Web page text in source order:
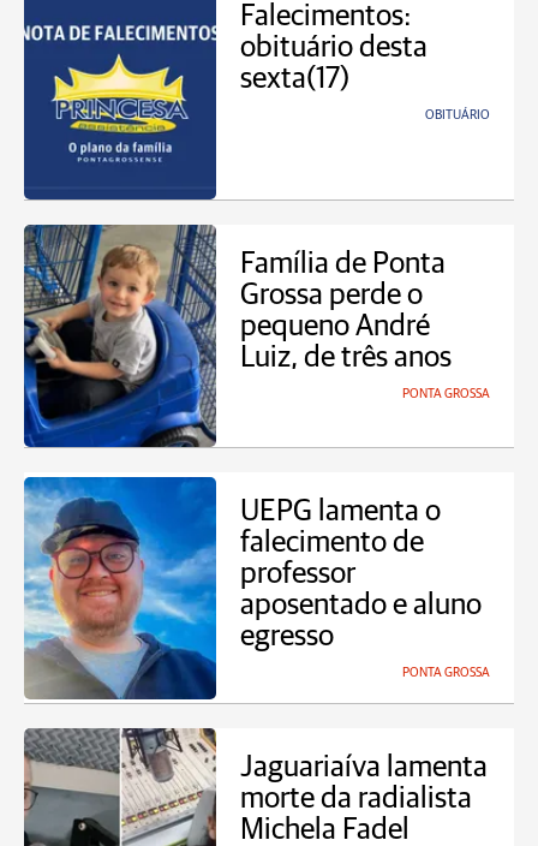
Falecimentos:
obituário desta
sexta(17)
OBITUÁRIO
Família de Ponta
Grossa perde o
pequeno André
Luiz, de três anos
PONTA GROSSA
UEPG lamenta o
falecimento de
professor
aposentado e aluno
egresso
PONTA GROSSA
Jaguariaíva lamenta
morte da radialista
Michela Fadel